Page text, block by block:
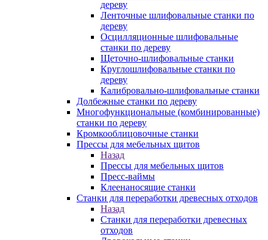
дереву
Ленточные шлифовальные станки по
дереву
Осцилляционные шлифовальные
станки по дереву
Щеточно-шлифовальные станки
Круглошлифовальные станки по
дереву
Калибровально-шлифовальные станки
Долбежные станки по дереву
Многофункциональные (комбинированные)
станки по дереву
Кромкооблицовочные станки
Прессы для мебельных щитов
Назад
Прессы для мебельных щитов
Пресс-ваймы
Клеенаносящие станки
Станки для переработки древесных отходов
Назад
Станки для переработки древесных
отходов